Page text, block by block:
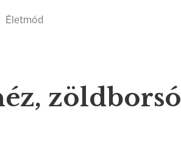
Életmód
zöldborsó